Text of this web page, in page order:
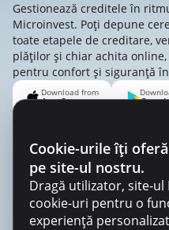
Gestionează creditele în
Microinvest. Poți depune
toate etapele de creditare,
plăților și chiar achita
pentru confort și siguranță
Cookie-urile îți
pe site-ul nostru.
Dragă utilizator, site-ul
cookie-uri pentru o
experiență